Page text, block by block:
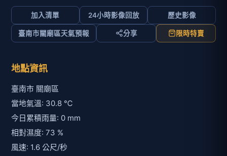
加入清單 24小時影像回放 歷史影像
臺南市關廟區天氣預報 分享 限時特賣
地點資訊
臺南市 關廟區
當地氣溫: 30.8 ℃
今日累積雨量: 0 mm
相對濕度: 73 %
風速: 1.6 公尺/秒